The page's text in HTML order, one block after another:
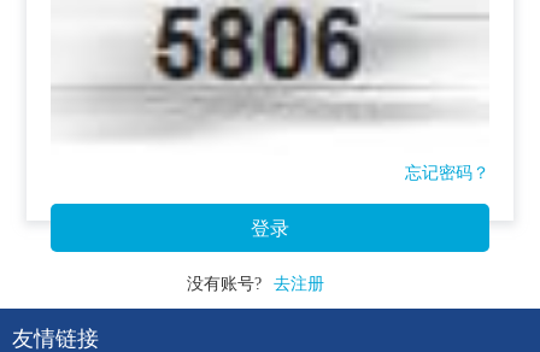
忘记密码？
登录
没有账号? 去注册
友情链接